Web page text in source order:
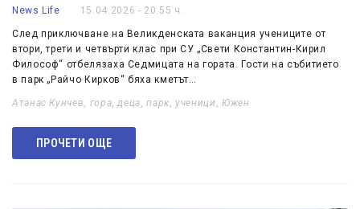
News Life 15.04.2026 - 20:55 ч.
След приключване на Великденската ваканция учениците от
втори, трети и четвърти клас при СУ „Свети Константин-Кирил
Философ“ отбелязаха Седмицата на гората. Гости на събитието
в парк „Райчо Кирков“ бяха кметът…
Атанас Кунчев, гора,деца,парк, ученици , Южен
ПРОЧЕТИ ОЩЕ